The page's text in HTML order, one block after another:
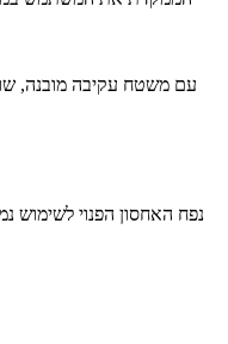
נפח האחסון הפנוי לשימוש